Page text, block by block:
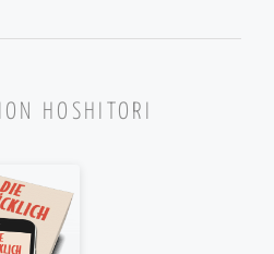
HOSHITORI